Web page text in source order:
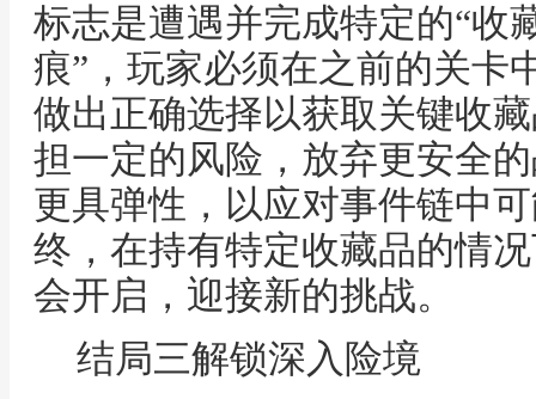
标志是遭遇并完成特定的“收
痕”，玩家必须在之前的关卡
做出正确选择以获取关键收
担一定的风险，放弃更安全
更具弹性，以应对事件链中
终，在持有特定收藏品的情
会开启，迎接新的挑战。
结局三解锁深入险境